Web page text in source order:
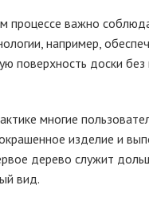
процессе важно
например,
поверхность доски без
многие
изделие и
дерево служит
вид.